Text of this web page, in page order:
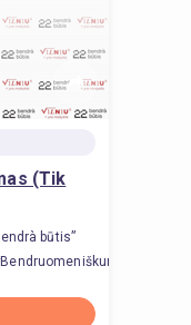
(Tik
būtis”